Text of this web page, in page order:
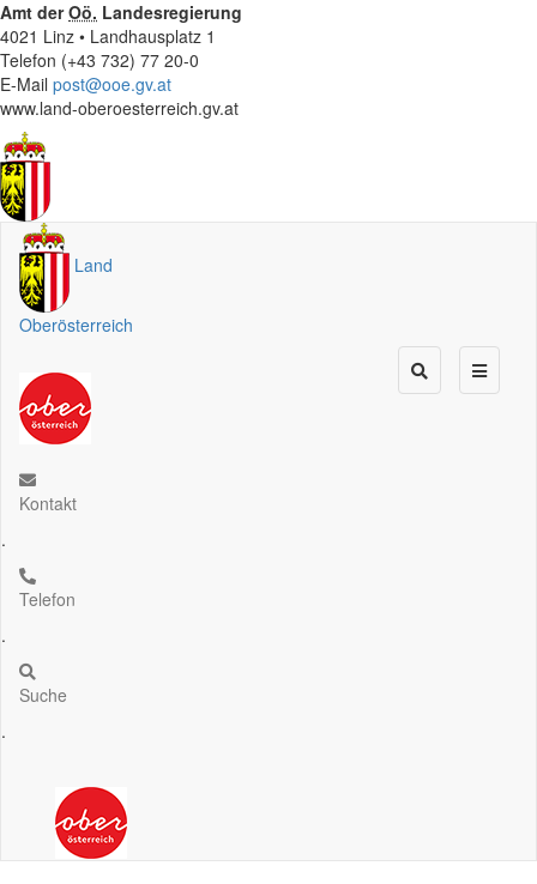
Amt derOö. Landesregierung
4021 Linz • Landhausplatz 1
Telefon (+43 732) 77 20-0
E-Mail post@ooe.gv.at
www.land-oberoesterreich.gv.at
Land
Oberösterreich
Kontakt
.
Telefon
.
Suche
.